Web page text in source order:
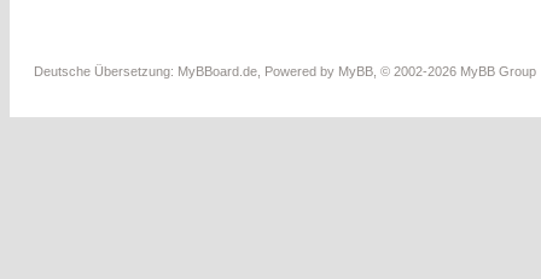
Deutsche Übersetzung: MyBBoard.de , Powered by MyBB , © 2002-2026 MyBB Group